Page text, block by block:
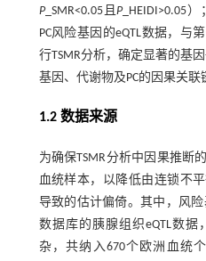
P_SMR<0.05且P_HEIDI>0.05
PC风险基因的eQTL数据，与
行TSMR分析，确定显著的基
基因、代谢物及PC的因果关联
1.2 数据来源
为确保TSMR分析中因果推断
血统样本，以降低由连锁不
导致的估计偏倚。其中，风
数据库的胰腺组织eQTL数
杂，共纳入670个欧洲血统